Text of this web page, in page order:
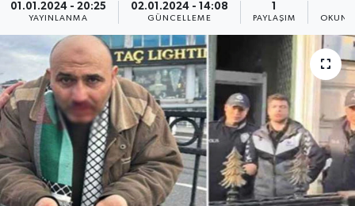
01.01.2024 - 20:25
YAYINLANMA
02.01.2024 - 14:08
GÜNCELLEME
1
PAYLAŞIM